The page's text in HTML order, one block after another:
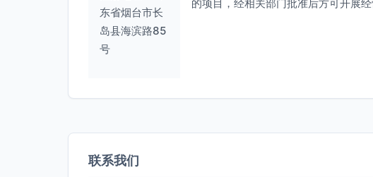
东省烟台市长
岛县海滨路85
号
的项目，经相关部门批准后方可开展经
联系我们